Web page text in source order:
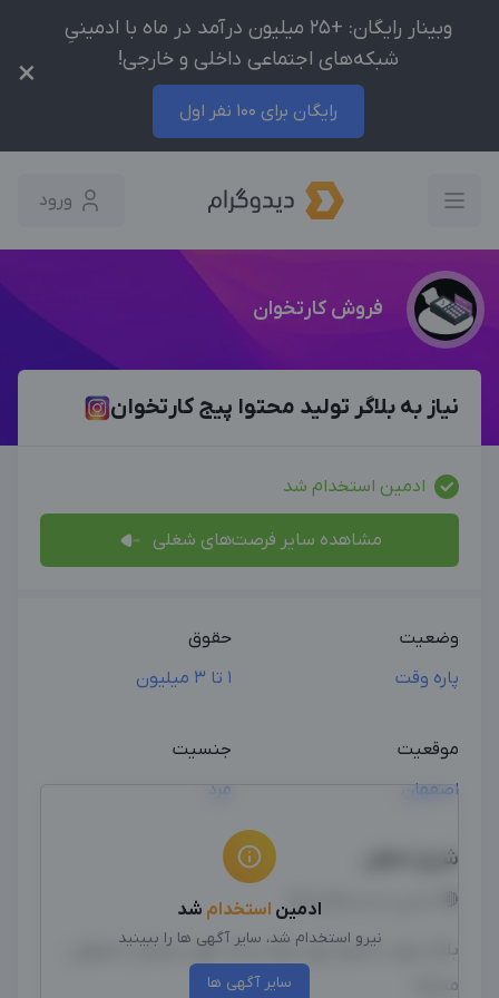
وبینار رایگان: +25 میلیون درآمد در ماه با ادمینیِ
شبکه‌های اجتماعی داخلی و خارجی!
رایگان برای 100 نفر اول
×
ورود
فروش کارتخوان
نیاز به بلاگر تولید محتوا پیج کارتخوان
ادمین استخدام شد
مشاهده سایر فرصت‌های شغلی
وضعیت
پاره وقت
حقوق
1 تا 3 میلیون
موقعیت
اصفهان
جنسیت
مرد
شرح شغل
🔴 ادمین اینستاگرام آقا
بلاگر تولید محتوا برای شرکت راسا مهر سپاهان اصفهان
مبارکه
ادمین استخدام شد
نیرو استخدام شد، سایر آگهی ها را ببینید
سایر آگهی ها